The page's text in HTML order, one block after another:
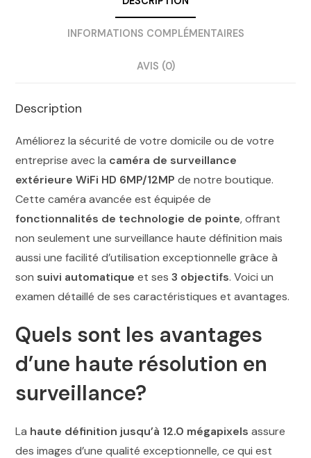
INFORMATIONS COMPLÉMENTAIRES
AVIS (0)
Description
Améliorez la sécurité de votre domicile ou de votre
entreprise avec la caméra de surveillance
extérieure WiFi HD 6MP/12MP de notre boutique.
Cette caméra avancée est équipée de
fonctionnalités de technologie de pointe, offrant
non seulement une surveillance haute définition mais
aussi une facilité d’utilisation exceptionnelle grâce à
son suivi automatique et ses3 objectifs. Voici un
examen détaillé de ses caractéristiques et avantages.
Quels sont les avantages
d’une haute résolution en
surveillance?
La haute définition jusqu’à 12.0 mégapixels assure
des images d’une qualité exceptionnelle, ce qui est